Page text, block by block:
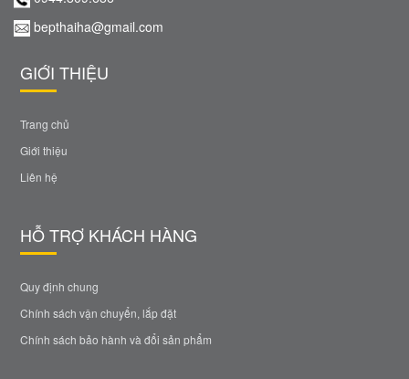
bepthaiha@gmail.com
GIỚI THIỆU
Trang chủ
Giới thiệu
Liên hệ
HỖ TRỢ KHÁCH HÀNG
Quy định chung
Chính sách vận chuyển, lắp đặt
Chính sách bảo hành và đổi sản phẩm